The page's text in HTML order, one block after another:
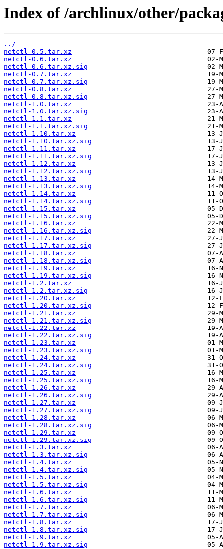
Index of /archlinux/other/
../
netctl-0.5.tar.xz
netctl-0.6.tar.xz
netctl-0.6.tar.xz.sig
netctl-0.7.tar.xz
netctl-0.7.tar.xz.sig
netctl-0.8.tar.xz
netctl-0.8.tar.xz.sig
netctl-1.0.tar.xz
netctl-1.0.tar.xz.sig
netctl-1.1.tar.xz
netctl-1.1.tar.xz.sig
netctl-1.10.tar.xz
netctl-1.10.tar.xz.sig
netctl-1.11.tar.xz
netctl-1.11.tar.xz.sig
netctl-1.12.tar.xz
netctl-1.12.tar.xz.sig
netctl-1.13.tar.xz
netctl-1.13.tar.xz.sig
netctl-1.14.tar.xz
netctl-1.14.tar.xz.sig
netctl-1.15.tar.xz
netctl-1.15.tar.xz.sig
netctl-1.16.tar.xz
netctl-1.16.tar.xz.sig
netctl-1.17.tar.xz
netctl-1.17.tar.xz.sig
netctl-1.18.tar.xz
netctl-1.18.tar.xz.sig
netctl-1.19.tar.xz
netctl-1.19.tar.xz.sig
netctl-1.2.tar.xz
netctl-1.2.tar.xz.sig
netctl-1.20.tar.xz
netctl-1.20.tar.xz.sig
netctl-1.21.tar.xz
netctl-1.21.tar.xz.sig
netctl-1.22.tar.xz
netctl-1.22.tar.xz.sig
netctl-1.23.tar.xz
netctl-1.23.tar.xz.sig
netctl-1.24.tar.xz
netctl-1.24.tar.xz.sig
netctl-1.25.tar.xz
netctl-1.25.tar.xz.sig
netctl-1.26.tar.xz
netctl-1.26.tar.xz.sig
netctl-1.27.tar.xz
netctl-1.27.tar.xz.sig
netctl-1.28.tar.xz
netctl-1.28.tar.xz.sig
netctl-1.29.tar.xz
netctl-1.29.tar.xz.sig
netctl-1.3.tar.xz
netctl-1.3.tar.xz.sig
netctl-1.4.tar.xz
netctl-1.4.tar.xz.sig
netctl-1.5.tar.xz
netctl-1.5.tar.xz.sig
netctl-1.6.tar.xz
netctl-1.6.tar.xz.sig
netctl-1.7.tar.xz
netctl-1.7.tar.xz.sig
netctl-1.8.tar.xz
netctl-1.8.tar.xz.sig
netctl-1.9.tar.xz
netctl-1.9.tar.xz.sig